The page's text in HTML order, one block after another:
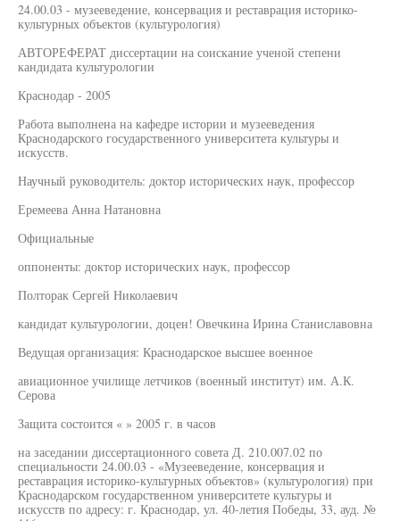
24.00.03 - музееведение, консервация и реставрация историко-
культурных объектов (культурология)
АВТОРЕФЕРАТ диссертации на соискание ученой степени
кандидата культурологии
Краснодар - 2005
Работа выполнена на кафедре истории и музееведения
Краснодарского государственного университета культуры и
искусств.
Научный руководитель: доктор исторических наук, профессор
Еремеева Анна Натановна
Официальные
оппоненты: доктор исторических наук, профессор
Полторак Сергей Николаевич
кандидат культурологии, доцен! Овечкина Ирина Станиславовна
Ведущая организация: Краснодарское высшее военное
авиационное училище летчиков (военный институт) им. А.К.
Серова
Защита состоится « » 2005 г. в часов
на заседании диссертационного совета Д. 210.007.02 по
специальности 24.00.03 - «Музееведение, консервация и
реставрация историко-культурных объектов» (культурология) при
Краснодарском государственном университете культуры и
искусств по адресу: г. Краснодар, ул. 40-летия Победы, 33, ауд. №